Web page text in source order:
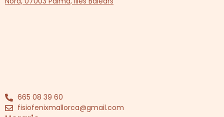
665 08 39 60
fisiofenixmallorca@gmail.com